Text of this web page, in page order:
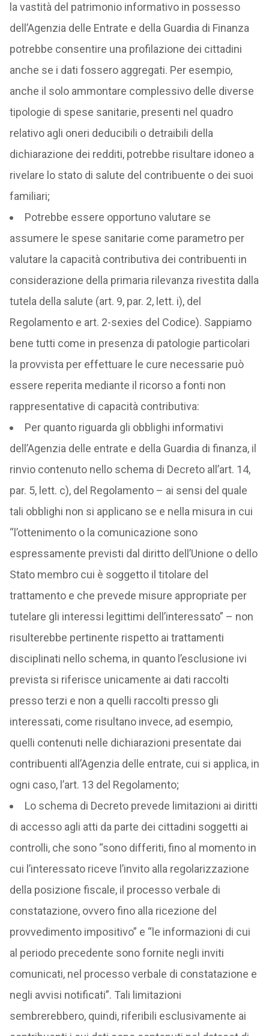
la vastità del patrimonio informativo in possesso
dell’Agenzia delle Entrate e della Guardia di Finanza
potrebbe consentire una profilazione dei cittadini
anche se i dati fossero aggregati. Per esempio,
anche il solo ammontare complessivo delle diverse
tipologie di spese sanitarie, presenti nel quadro
relativo agli oneri deducibili o detraibili della
dichiarazione dei redditi, potrebbe risultare idoneo a
rivelare lo stato di salute del contribuente o dei suoi
familiari;
Potrebbe essere opportuno valutare se
assumere le spese sanitarie come parametro per
valutare la capacità contributiva dei contribuenti in
considerazione della primaria rilevanza rivestita dalla
tutela della salute (art. 9, par. 2, lett. i), del
Regolamento e art. 2-sexies del Codice). Sappiamo
bene tutti come in presenza di patologie particolari
la provvista per effettuare le cure necessarie può
essere reperita mediante il ricorso a fonti non
rappresentative di capacità contributiva:
Per quanto riguarda gli obblighi informativi
dell’Agenzia delle entrate e della Guardia di finanza, il
rinvio contenuto nello schema di Decreto all’art. 14,
par. 5, lett. c), del Regolamento – ai sensi del quale
tali obblighi non si applicano se e nella misura in cui
“l’ottenimento o la comunicazione sono
espressamente previsti dal diritto dell’Unione o dello
Stato membro cui è soggetto il titolare del
trattamento e che prevede misure appropriate per
tutelare gli interessi legittimi dell’interessato” – non
risulterebbe pertinente rispetto ai trattamenti
disciplinati nello schema, in quanto l’esclusione ivi
prevista si riferisce unicamente ai dati raccolti
presso terzi e non a quelli raccolti presso gli
interessati, come risultano invece, ad esempio,
quelli contenuti nelle dichiarazioni presentate dai
contribuenti all’Agenzia delle entrate, cui si applica, in
ogni caso, l’art. 13 del Regolamento;
Lo schema di Decreto prevede limitazioni ai diritti
di accesso agli atti da parte dei cittadini soggetti ai
controlli, che sono “sono differiti, fino al momento in
cui l’interessato riceve l’invito alla regolarizzazione
della posizione fiscale, il processo verbale di
constatazione, ovvero fino alla ricezione del
provvedimento impositivo” e “le informazioni di cui
al periodo precedente sono fornite negli inviti
comunicati, nel processo verbale di constatazione e
negli avvisi notificati”. Tali limitazioni
sembrerebbero, quindi, riferibili esclusivamente ai